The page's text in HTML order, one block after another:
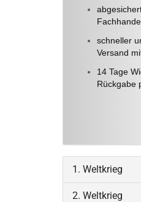
schneller
Versand
14 Tage
Rückgabe
1. Weltkrieg
2. Weltkrieg